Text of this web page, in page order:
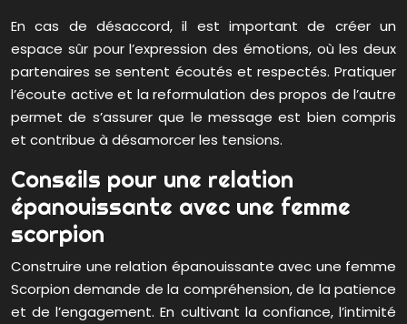
En cas de désaccord, il est important de créer un
espace sûr pour l’expression des émotions, où les deux
partenaires se sentent écoutés et respectés. Pratiquer
l’écoute active et la reformulation des propos de l’autre
permet de s’assurer que le message est bien compris
et contribue à désamorcer les tensions.
Conseils pour une relation
épanouissante avec une femme
scorpion
Construire une relation épanouissante avec une femme
Scorpion demande de la compréhension, de la patience
et de l’engagement. En cultivant la confiance, l’intimité